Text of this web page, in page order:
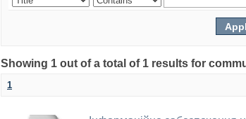
Showing 1 out of a total of 1 results for
1